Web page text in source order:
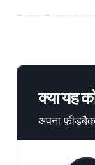
क्या यह
अपना